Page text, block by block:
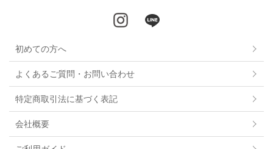
初めての方へ
よくあるご質問・お問い合わせ
特定商取引法に基づく表記
会社概要